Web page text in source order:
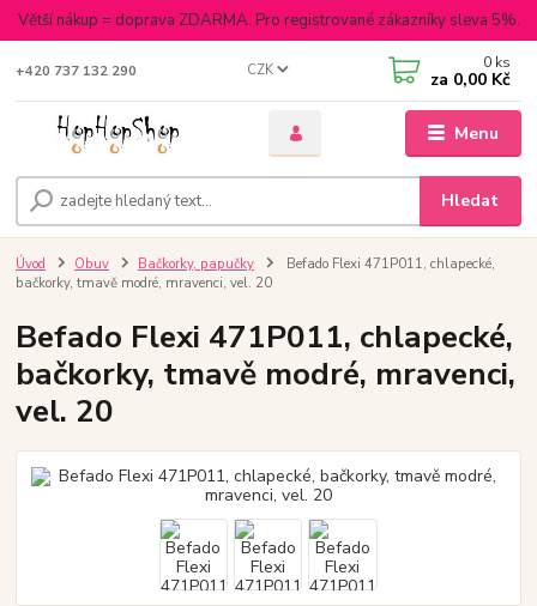
Větší nákup = doprava ZDARMA. Pro registrované zákazníky sleva 5%.
Menu
CZK
Hledat
+420 737 132 290 0 ks
za 0,00 Kč
Úvod Obuv Bačkorky, papučky
Befado Flexi 471P011, chlapecké,
bačkorky, tmavě modré, mravenci, vel. 20
Befado Flexi 471P011, chlapecké,
bačkorky, tmavě modré, mravenci,
vel. 20